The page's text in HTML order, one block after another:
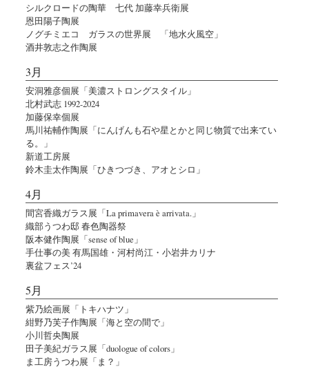
シルクロードの陶華 七代 加藤幸兵衛展
恩田陽子陶展
ノグチミエコ ガラスの世界展 「地水火風空」
酒井敦志之作陶展
3月
安洞雅彦個展「美濃ストロングスタイル」
北村武志 1992-2024
加藤保幸個展
馬川祐輔作陶展「にんげんも石や星とかと同じ物質で出来てい
る。」
新道工房展
鈴木圭太作陶展「ひきつづき、アオとシロ」
4月
間宮香織ガラス展「La primavera è arrivata.」
織部うつわ邸 春色陶器祭
阪本健作陶展「sense of blue」
手仕事の美 有馬国雄・河村尚江・小岩井カリナ
裏盆フェス’24
5月
紫乃絵画展「トキハナツ」
紺野乃芙子作陶展「海と空の間で」
小川哲央陶展
田子美紀ガラス展「duologue of colors」
ま工房うつわ展「ま？」